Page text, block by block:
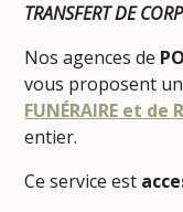
TRANSFERT DE
Nos agences de
vous proposent
FUNÉRAIRE et de
entier.
Ce service est